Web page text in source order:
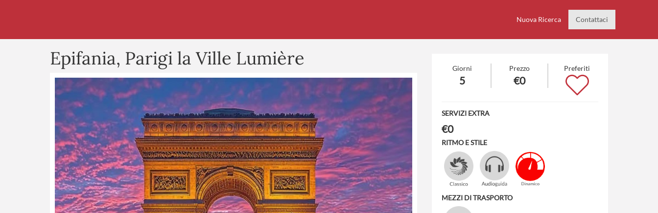
Nuova Ricerca Contattaci
Epifania, Parigi la Ville Lumière Giorni
5
Prezzo
€0
Preferiti
SERVIZI EXTRA
€0
RITMO E STILE
MEZZI DI TRASPORTO